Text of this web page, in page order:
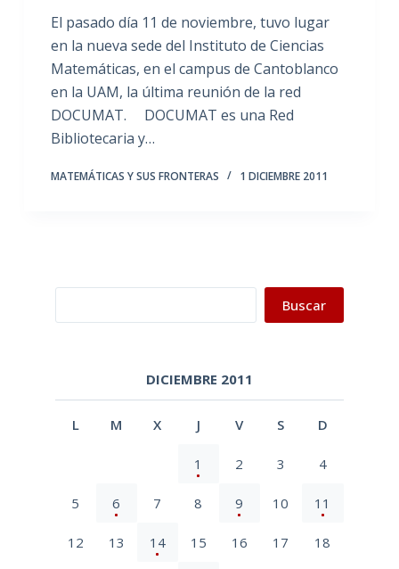
El pasado día 11 de noviembre, tuvo lugar
en la nueva sede del Instituto de Ciencias
Matemáticas, en el campus de Cantoblanco
en la UAM, la última reunión de la red
DOCUMAT. DOCUMAT es una Red
Bibliotecaria y…
MATEMÁTICAS Y SUS FRONTERAS 1 DICIEMBRE 2011
Buscar
DICIEMBRE 2011
L M X J V S D
1 2 3 4
5 6 7 8 9 10 11
12 13 14 15 16 17 18